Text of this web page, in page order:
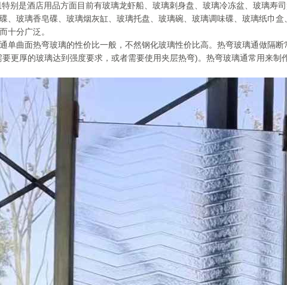
别是酒店用品方面目前有玻璃龙虾船、玻璃刺身盘、玻璃冷冻盆、玻璃寿
、玻璃香皂碟、玻璃烟灰缸、玻璃托盘、玻璃碗、玻璃调味碟、玻璃纸巾
十分广泛。
单曲面热弯玻璃的性价比一般，不然钢化玻璃性价比高。热弯玻璃通做隔
更厚的玻璃达到强度要求，或者需要使用夹层热弯)。热弯玻璃通常用来